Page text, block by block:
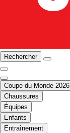
Rechercher
Coupe du Monde 2026
Chaussures
Équipes
Enfants
Entraînement